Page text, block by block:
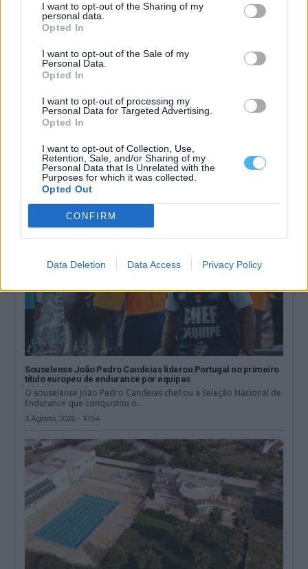
I want to opt-out of the Sharing of my
personal data.
Opted In
I want to opt-out of the Sale of my
Personal Data.
Opted In
I want to opt-out of processing my
Personal Data for Targeted Advertising.
Opted In
I want to opt-out of Collection, Use,
Retention, Sale, and/or Sharing of my
Personal Data that Is Unrelated with the
Purposes for which it was collected.
Opted Out
CONFIRM
Data Deletion Data Access Privacy Policy
Sousel organiza passeio à Praia da Comporta a 10 de agosto
deslocação à...
3 Agosto, 2026 - 19:00
Souselense João Pedro Candeias liderou Portugal no primeiro
título europeu de endurance por equipas
O souselense João Pedro Candeias chefiou a Seleção Nacional de
Endurance que conquistou o...
3 Agosto, 2026 - 10:54